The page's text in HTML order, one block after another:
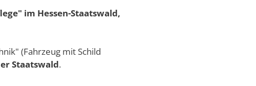
im Hessen-Staatswald,
(Fahrzeug mit Schild
Staatswald.